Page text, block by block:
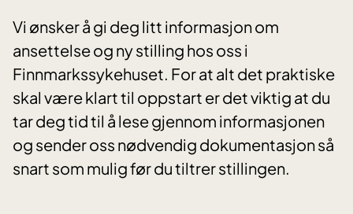
Vi ønsker å gi deg litt informasjon om
ansettelse og ny stilling hos oss i
Finnmarkssykehuset. For at alt det praktiske
skal være klart til oppstart er det viktig at du
tar deg tid til å lese gjennom informasjonen
og sender oss nødvendig dokumentasjon så
snart som mulig før du tiltrer stillingen.